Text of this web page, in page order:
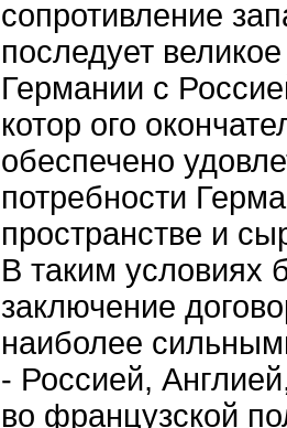
сопротивление
последует
Германии с
котор ого
обеспечено
потребности
пространстве и
В таким условиях
заключение
наиболее
- Россией,
во французской